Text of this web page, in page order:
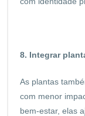
8. Integrar
As plantas
com menor
bem-estar, elas